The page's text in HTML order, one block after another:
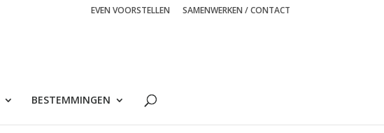
EVEN VOORSTELLEN SAMENWERKEN / CONTACT
BESTEMMINGEN